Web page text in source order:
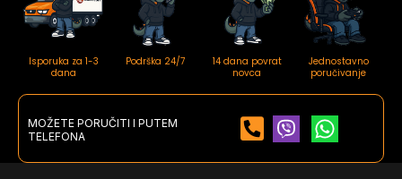
Isporuka za 1-3
dana
Podrška 24/7
14 dana povrat
novca
Jednostavno
poručivanje
MOŽETE PORUČITI I PUTEM
TELEFONA